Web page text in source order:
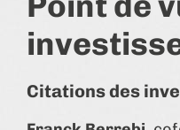
Citations des